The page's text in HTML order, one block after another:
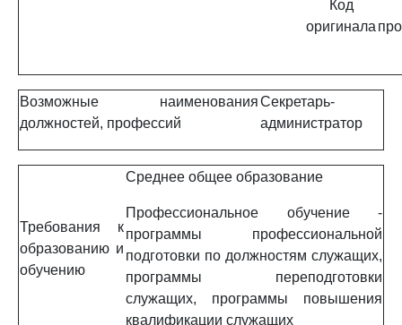
Код
оригинала
Возможные наименования
должностей, профессий
Секретарь-
администратор
Требования к
образованию и
обучению
Среднее общее образование
Профессиональное обучение -
программы профессиональной
подготовки по должностям служащих,
программы переподготовки
служащих, программы повышения
квалификации служащих